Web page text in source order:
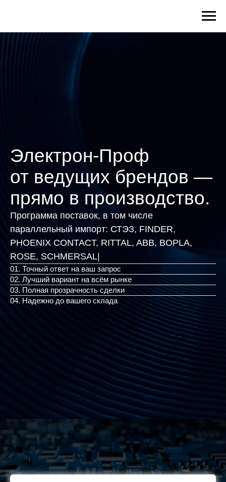
Электрон-Проф
от ведущих брендов —
прямо в производство.
Программа поставок, в том числе
параллельный импорт: СТЭЗ, FINDER,
PHOENIX CONTACT, RITTAL, ABB, BOPLA,
ROSE, S|
01. Точный ответ на ваш запрос
02. Лучший вариант на всём рынке
03. Полная прозрачность сделки
04. Надежно до вашего склада